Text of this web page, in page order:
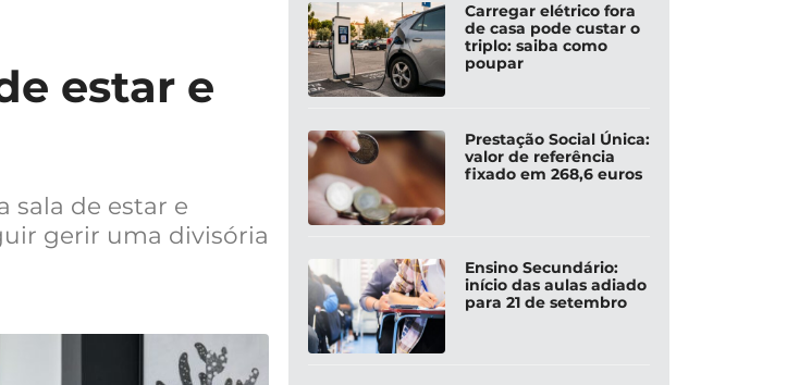
estar e
sala de estar e
gerir uma divisória
Carregar elétrico fora
de casa pode custar o
triplo: saiba como
poupar
Prestação Social Única:
valor de referência
fixado em 268,6 euros
Ensino Secundário:
início das aulas adiado
para 21 de setembro